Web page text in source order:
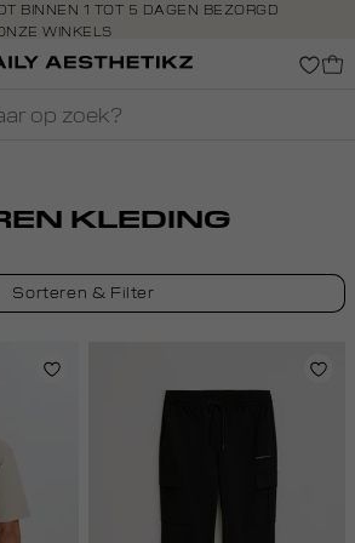
BINNEN 1 TOT 5 DAGEN BEZORGD
WINKELS
14 DAGEN IN DE WINKEL
BANCONTACT, RIVERTY, APPLE PAY &
KLEDING
Sorteren & Filter